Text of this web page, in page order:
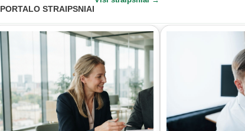
PORTALO STRAIPSNIAI